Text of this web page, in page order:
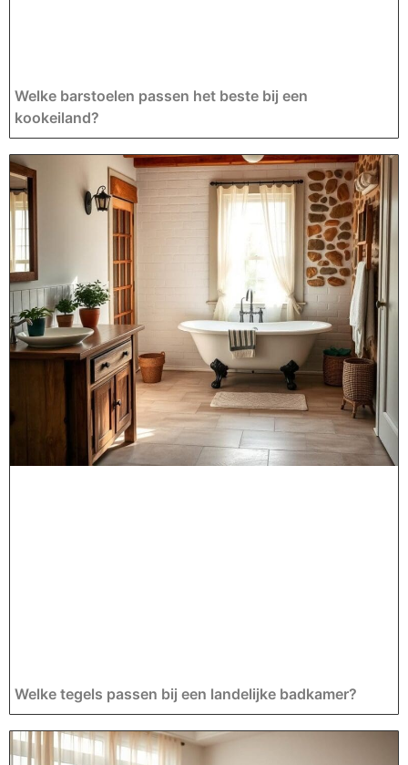
Welke barstoelen passen het beste bij een
kookeiland?
Welke tegels passen bij een landelijke badkamer?